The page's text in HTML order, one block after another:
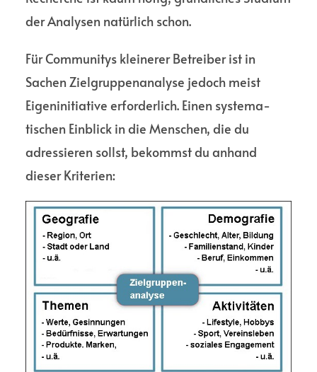
der Analysen natürlich schon.
Für Commu­nitys kleinerer Betreiber ist in
Sachen Ziel­gruppen­analyse jedoch meist
Eigen­initiative erforderlich. Einen systema­
tischen Einblick in die Menschen, die du
adressieren sollst, bekommst du anhand
dieser Kriterien: